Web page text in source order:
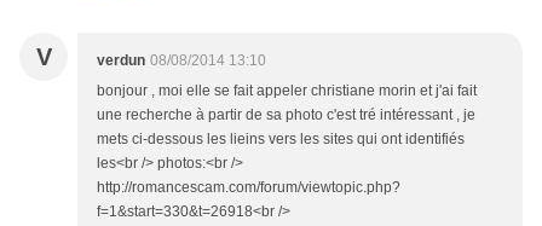
V verdun 08/08/2014 13:10
bonjour , moi elle se fait appeler christiane morin et j'ai fait
une recherche à partir de sa photo c'est tré intéressant , je
mets ci-dessous les lieins vers les sites qui ont identifiés
les<br /> photos:<br />
http://romancescam.com/forum/viewtopic.php?
f=1&start=330&t=26918<br />